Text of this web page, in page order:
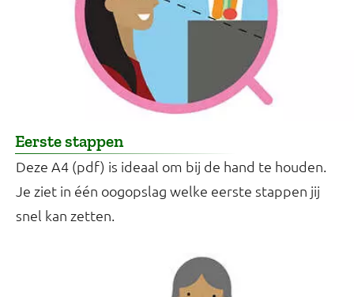
Eerste stappen
Deze A4 (pdf) is ideaal om bij de hand te houden.
Je ziet in één oogopslag welke eerste stappen jij
snel kan zetten.